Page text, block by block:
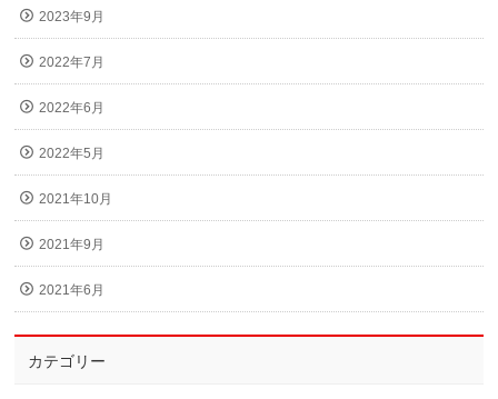
2023年9月
2022年7月
2022年6月
2022年5月
2021年10月
2021年9月
2021年6月
カテゴリー